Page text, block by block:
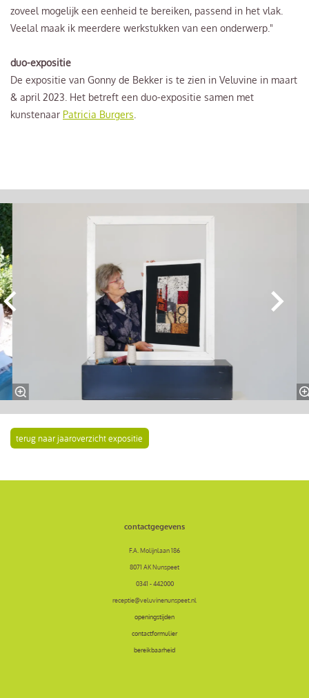
zoveel mogelijk een eenheid te bereiken, passend in het vlak.
Veelal maak ik meerdere werkstukken van een onderwerp."
duo-expositie
De expositie van Gonny de Bekker is te zien in Veluvine in maart
& april 2023. Het betreft een duo-expositie samen met
kunstenaar Patricia Burgers
Overslaan
terug naar jaaroverzicht expositie
contactgegevens
F.A. Molijnlaan 186
8071 AK Nunspeet
0341 - 442000
receptie@veluvinenunspeet.nl
openingstijden
contactformulier
bereikbaarheid